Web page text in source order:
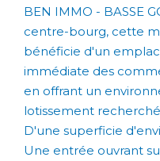
BEN IMMO - BASSE
centre-bourg, cette
bénéficie d'un
immédiate des
en offrant un
lotissement
D'une superficie
Une entrée ouvrant